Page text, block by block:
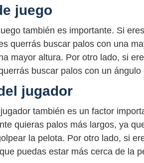
juego
también es importante. Si
querrás buscar palos con una
mayor altura. Por otro lado, si
buscar palos con un ángulo
jugador
también es un factor
quieras palos más largos, ya
la pelota. Por otro lado, si
puedas estar más cerca de la